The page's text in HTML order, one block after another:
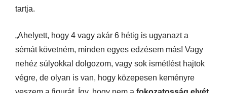
tartja.
„Ahelyett, hogy 4 vagy akár 6 hétig is ugyanazt a
sémát követném, minden egyes edzésem más! Vagy
nehéz súlyokkal dolgozom, vagy sok ismétlést hajtok
végre, de olyan is van, hogy közepesen keményre